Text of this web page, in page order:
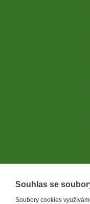
Souhlas se
Soubory cookies